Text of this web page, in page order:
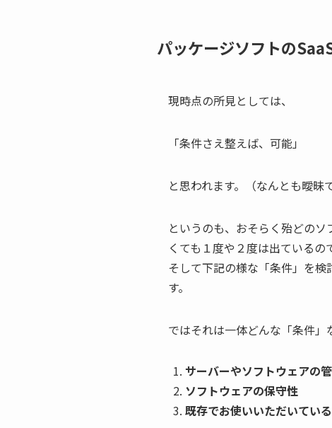
パッケージソフトの
現時点の所見としては、
「条件さえ整えば、可能」
と思われます。（なんとも曖昧
というのも、おそらく殆どの
くても１度や２度は出ているの
そして下記の様な「条件」を
す。
ではそれは一体どんな「条件」
サーバーやソフトウェアの
ソフトウェアの保守性
既存でお使いいただいてい